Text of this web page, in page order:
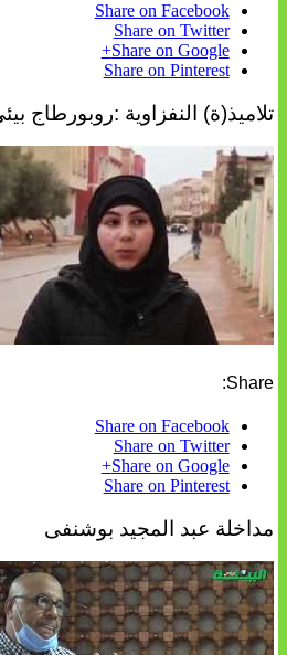
Share on Facebook
Share on Twitter
Share on Google+
Share on Pinterest
تلاميذ(ة) النفزاوية :روبورطاج بيئي
Share:
Share on Facebook
Share on Twitter
Share on Google+
Share on Pinterest
مداخلة عبد المجيد بوشنفى